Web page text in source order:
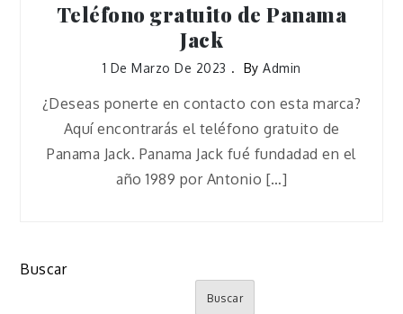
Teléfono gratuito de Panama
Jack
1 De Marzo De 2023 By Admin
¿Deseas ponerte en contacto con esta marca?
Aquí encontrarás el teléfono gratuito de
Panama Jack. Panama Jack fué fundadad en el
año 1989 por Antonio […]
Buscar
Buscar